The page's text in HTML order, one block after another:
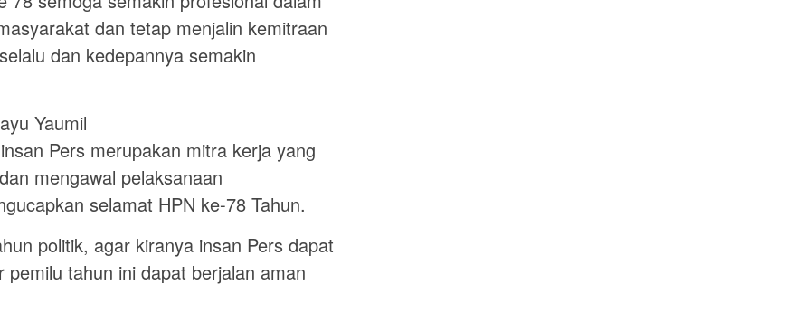
dan tetap menjalin kemitraan
dan kedepannya semakin
Yaumil
Pers merupakan mitra kerja yang
mengawal pelaksanaan
selamat HPN ke-78 Tahun.
politik, agar kiranya insan Pers dapat
tahun ini dapat berjalan aman